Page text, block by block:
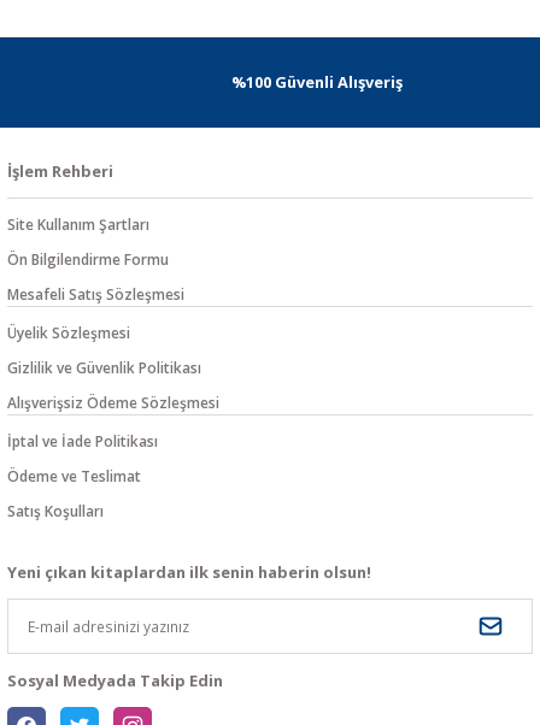
%100 Güvenli Alışveriş
İşlem Rehberi
Site Kullanım Şartları
Ön Bilgilendirme Formu
Mesafeli Satış Sözleşmesi
Üyelik Sözleşmesi
Gizlilik ve Güvenlik Politikası
Alışverişsiz Ödeme Sözleşmesi
İptal ve İade Politikası
Ödeme ve Teslimat
Satış Koşulları
Yeni çıkan kitaplardan ilk senin haberin olsun!
Sosyal Medyada Takip Edin